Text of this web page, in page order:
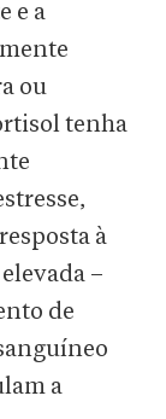
e a
ou
tenha
à
–
de
a